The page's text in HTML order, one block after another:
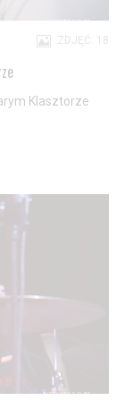
ZDJĘĆ: 18
Klasztorze